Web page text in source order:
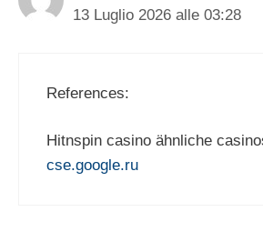
13 Luglio 2026 alle 03:28
References:
Hitnspin casino ähnliche
cse.google.ru